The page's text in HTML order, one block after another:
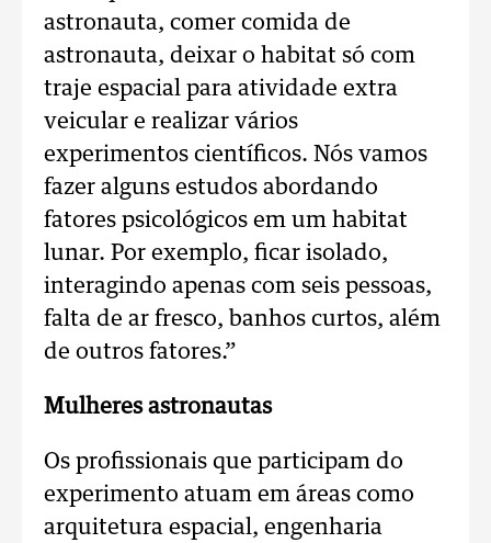
astronauta, comer comida de
astronauta, deixar o habitat só com
traje espacial para atividade extra
veicular e realizar vários
experimentos científicos. Nós vamos
fazer alguns estudos abordando
fatores psicológicos em um habitat
lunar. Por exemplo, ficar isolado,
interagindo apenas com seis pessoas,
falta de ar fresco, banhos curtos, além
de outros fatores.”
Mulheres astronautas
Os profissionais que participam do
experimento atuam em áreas como
arquitetura espacial, engenharia